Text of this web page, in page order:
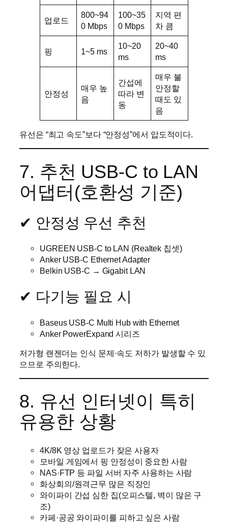
업로드
800~94
0 Mbps
100~35
0 Mbps
지역 편
차 큼
핑 1~5 ms
10~20
ms
20~40
ms
안정성
매우 높
음
간섭에
따라 변
동
매우 불
안정할
때도 있
음
유선은 “최고 속도”보다 “안정성”에서 압도적이다.
7. 추천 USB-C to LAN
어댑터(호환성 기준)
✔ 안정성 우선 추천
UGREEN USB-C to LAN (Realtek 칩셋)
Anker USB-C Ethernet Adapter
Belkin USB-C → Gigabit LAN
✔ 다기능 필요 시
Baseus USB-C Multi Hub with Ethernet
Anker PowerExpand 시리즈
저가형 랜젠더는 인식 문제·속도 저하가 발생할 수 있
으므로 주의한다.
8. 유선 인터넷이 특히
유용한 상황
4K/8K 영상 업로드가 잦은 사용자
모바일 게임에서 핑 안정성이 중요한 사람
NAS·FTP 등 파일 서버 자주 사용하는 사람
화상회의/원격근무 많은 직장인
와이파이 간섭 심한 집(오피스텔, 벽이 많은 구
조)
카페·공공 와이파이를 피하고 싶은 사람